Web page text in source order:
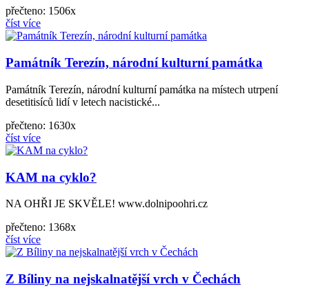
přečteno: 1506x
číst více
Památník Terezín, národní kulturní památka
Památník Terezín, národní kulturní památka na místech utrpení
desetitisíců lidí v letech nacistické...
přečteno: 1630x
číst více
KAM na cyklo?
NA OHŘI JE SKVĚLE! www.dolnipoohri.cz
přečteno: 1368x
číst více
Z Bíliny na nejskalnatější vrch v Čechách